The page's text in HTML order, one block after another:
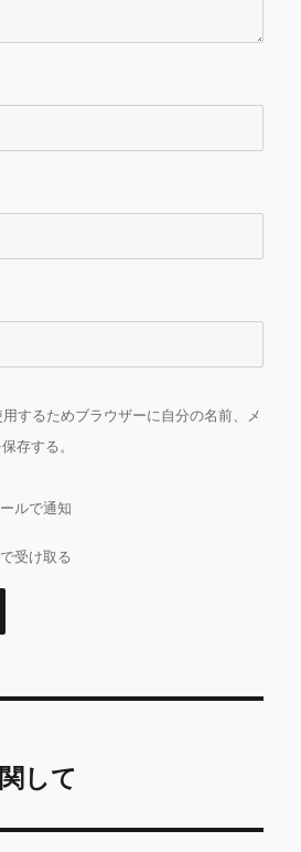
するためブラウザーに自分の名前、メ
存する。
ルで通知
受け取る
して